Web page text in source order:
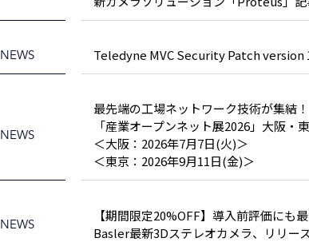
NEWS Teledyne MVC Security Patch version
NEWS
最先端の工場ネットワーク技術が集結！
「産業オープンネット展2026」大阪・
＜大阪：2026年7月7日(火)＞
＜東京：2026年9月11日(金)＞
NEWS
【期間限定20%OFF】導入前評価にも最
Basler最新3Dステレオカメラ、リリー